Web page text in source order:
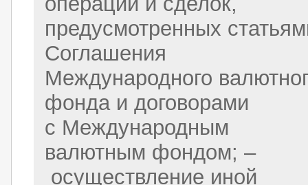
предусмотренных
Соглашения
Международного
фонда и договорами
с Международным
валютным фондом; –
осуществление иной